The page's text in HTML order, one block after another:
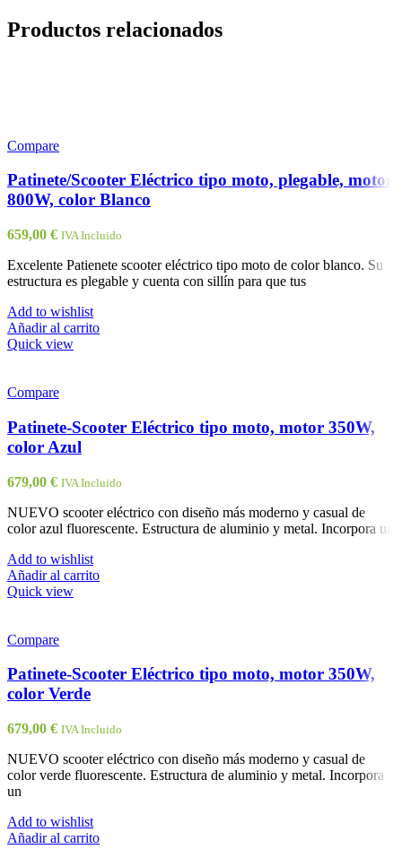
Productos relacionados
Compare
Patinete/Scooter Eléctrico tipo moto, plegable, motor
800W, color Blanco
659,00 € IVA Incluido
Excelente Patienete scooter eléctrico tipo moto de color blanco. Su
estructura es plegable y cuenta con sillín para que tus
Add to wishlist
Añadir al carrito
Quick view
Compare
Patinete-Scooter Eléctrico tipo moto, motor 350W,
color Azul
679,00 € IVA Incluido
NUEVO scooter eléctrico con diseño más moderno y casual de
color azul fluorescente. Estructura de aluminio y metal. Incorpora un
Add to wishlist
Añadir al carrito
Quick view
Compare
Patinete-Scooter Eléctrico tipo moto, motor 350W,
color Verde
679,00 € IVA Incluido
NUEVO scooter eléctrico con diseño más moderno y casual de
color verde fluorescente. Estructura de aluminio y metal. Incorpora
un
Add to wishlist
Añadir al carrito